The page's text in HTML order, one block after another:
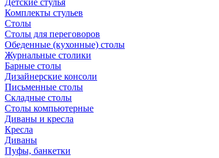
Детские стулья
Комплекты стульев
Столы
Столы для переговоров
Обеденные (кухонные) столы
Журнальные столики
Барные столы
Дизайнерские консоли
Письменные столы
Складные столы
Столы компьютерные
Диваны и кресла
Кресла
Диваны
Пуфы, банкетки